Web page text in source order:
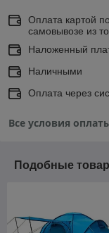
Оплата картой
самовывозе из
Наложенный
Наличными
Оплата через
Все условия
Подобные